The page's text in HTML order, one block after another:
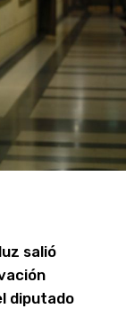
salió
diputado